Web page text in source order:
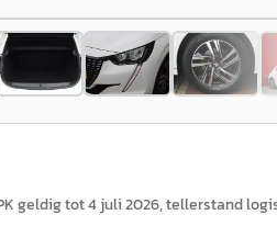
geldig tot 4 juli 2026, tellerstand